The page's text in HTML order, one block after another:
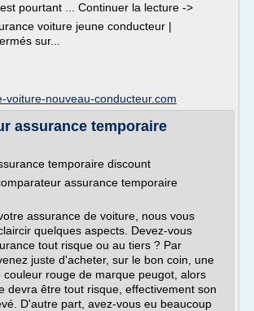
pourtant ... Continuer la lecture ->
voiture jeune conducteur |
sur...
voiture-nouveau-conducteur.com
assurance temporaire
temporaire discount
assurance temporaire
assurance de voiture, nous vous
quelques aspects. Devez-vous
tout risque ou au tiers ? Par
juste d'acheter, sur le bon coin, une
couleur rouge de marque peugot, alors
devra être tout risque, effectivement son
D'autre part, avez-vous eu beaucoup